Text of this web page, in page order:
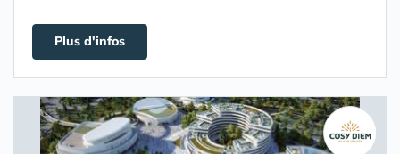
Plus d'infos